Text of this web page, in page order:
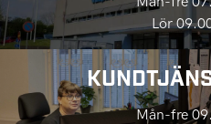
Lör
Mån-fre